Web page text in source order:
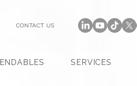
CONTACT US
SERVICES